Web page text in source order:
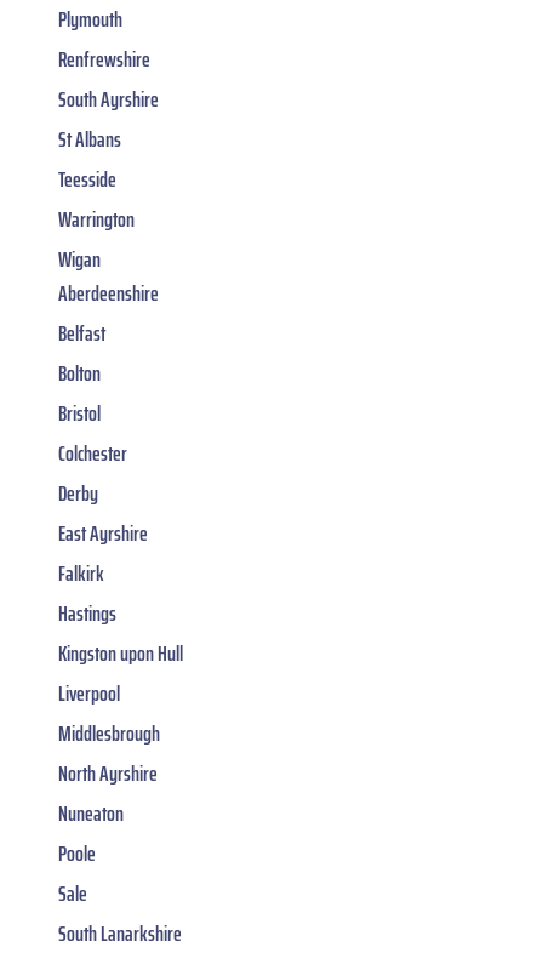
Plymouth
Renfrewshire
South Ayrshire
St Albans
Teesside
Warrington
Wigan
Aberdeenshire
Belfast
Bolton
Bristol
Colchester
Derby
East Ayrshire
Falkirk
Hastings
Kingston upon Hull
Liverpool
Middlesbrough
North Ayrshire
Nuneaton
Poole
Sale
South Lanarkshire